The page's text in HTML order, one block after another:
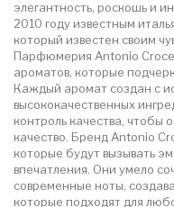
элегантность, роскошь и
2010 году известным
который известен своим
Парфюмерия Antonio
ароматов, которые
Каждый аромат создан с
высококачественных
контроль качества, чтобы
качество. Бренд Antonio
которые будут вызывать
впечатления. Они умело
современные ноты,
которые подходят для